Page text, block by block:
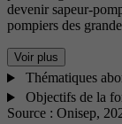
devenir sapeur-
pompiers des
Voir plus
Thématiques
Objectifs de la
Source : Onisep,